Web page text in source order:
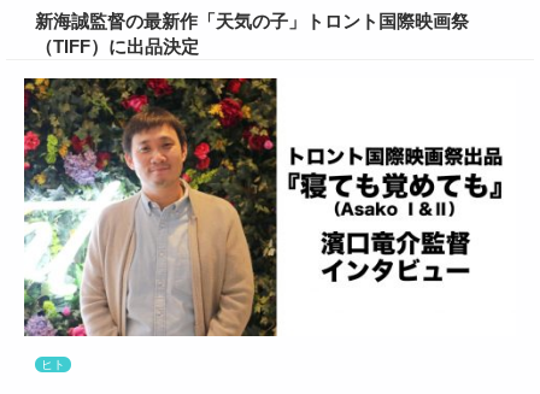
新海誠監督の最新作「天気の子」トロント国際映画祭
（TIFF）に出品決定
ヒト